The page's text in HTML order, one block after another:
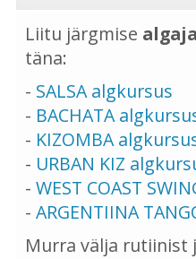
Liitu järgmise
täna:
- SALSA algkursus
- BACHATA
- KIZOMBA
- URBAN KIZ
- WEST COAST
- ARGENTIINA
Murra välja rutiinist